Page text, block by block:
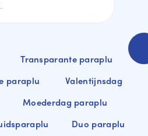
Transparante paraplu
paraplu
Valentijnsdag
Moederdag paraplu
Duo paraplu